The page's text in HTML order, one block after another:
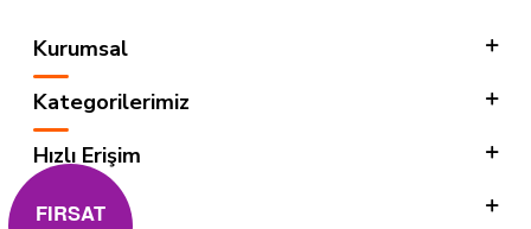
Kurumsal
Kategorilerimiz
Hızlı Erişim
Sosyal
FIRSAT